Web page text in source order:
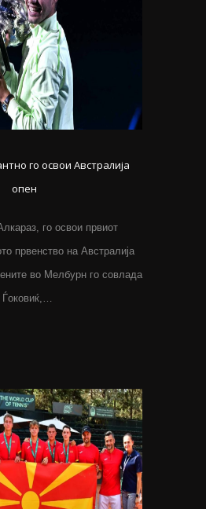
го освои Австралија
опен
го освои првиот
првенство на Австралија
во Мелбурн го совлада